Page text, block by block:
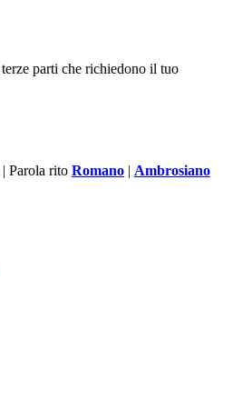
parti che richiedono il tuo
| Parola rito Romano | Ambrosiano